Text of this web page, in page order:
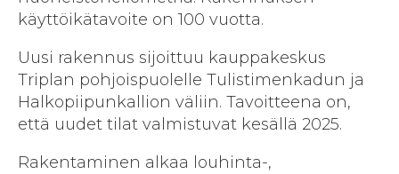
käyttöikätavoite on 100 vuotta.
Uusi rakennus sijoittuu kauppakeskus
Triplan pohjoispuolelle Tulistimenkadun ja
Halkopiipunkallion väliin. Tavoitteena on,
että uudet tilat valmistuvat kesällä 2025.
Rakentaminen alkaa louhinta-,